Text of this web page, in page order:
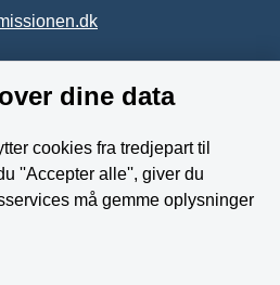
dine data
cookies fra tredjepart til
''Accepter alle'', giver du
må gemme oplysninger